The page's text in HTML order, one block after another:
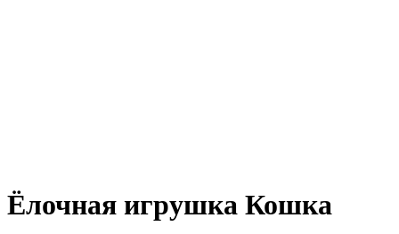
Ёлочная игрушка Кошка